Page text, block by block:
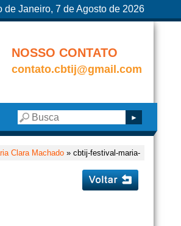
de Janeiro, 7 de Agosto de 2026
NOSSO CONTATO
contato.cbtij@gmail.com
Clara Machado » cbtij-festival-maria-